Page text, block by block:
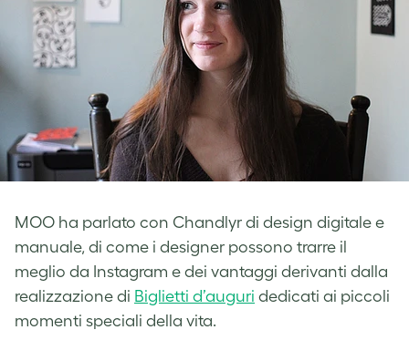
MOO ha parlato con Chandlyr di design digitale e
manuale, di come i designer possono trarre il
meglio da Instagram e dei vantaggi derivanti dalla
realizzazione di Biglietti d’auguri dedicati ai piccoli
momenti speciali della vita.